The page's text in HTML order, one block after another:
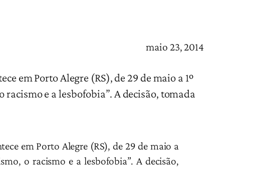
maio 23, 2014
em Porto Alegre (RS), de 29 de maio a 1º
e a lesbofobia”. A decisão, tomada
em Porto Alegre (RS), de 29 de maio a
o racismo e a lesbofobia”. A decisão,